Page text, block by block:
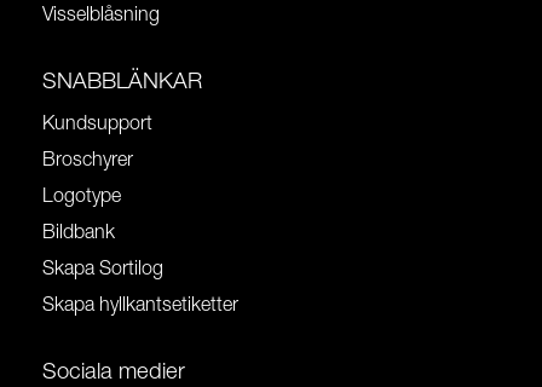
Visselblåsning
SNABBLÄNKAR
Kundsupport
Broschyrer
Logotype
Bildbank
Skapa Sortilog
Skapa hyllkantsetiketter
Sociala medier